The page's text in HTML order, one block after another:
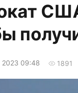
2023 09:48 1891